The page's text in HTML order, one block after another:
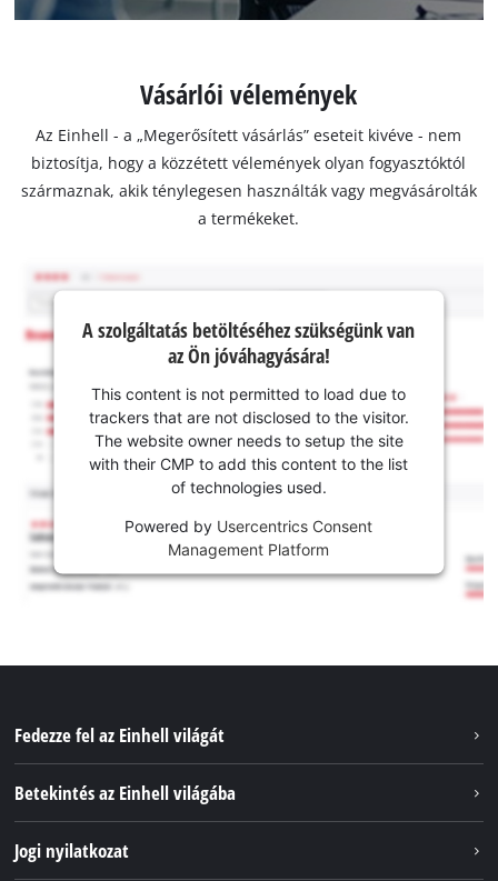
Vásárlói vélemények
Az Einhell - a „Megerősített vásárlás” eseteit kivéve - nem
biztosítja, hogy a közzétett vélemények olyan fogyasztóktól
származnak, akik ténylegesen használták vagy megvásárolták
a termékeket.
A szolgáltatás betöltéséhez szükségünk van
az Ön jóváhagyására!
This content is not permitted to load due to
trackers that are not disclosed to the visitor.
The website owner needs to setup the site
with their CMP to add this content to the list
of technologies used.
Powered by Usercentrics Consent
Management Platform
Fedezze fel az Einhell világát
Betekintés az Einhell világába
Jogi nyilatkozat